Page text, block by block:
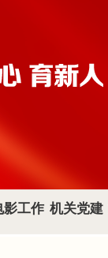
影工作 机关党建